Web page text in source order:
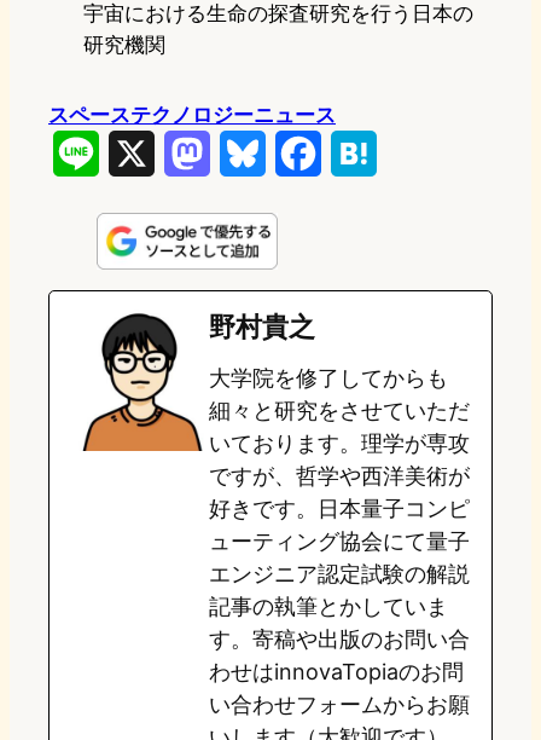
宇宙における生命の探査研究を行う日本の
研究機関
スペーステクノロジーニュース
n
e
s
t
o
d
o
n
u
e
s
k
y
e
o
o
k
e
a
野村貴之
大学院を修了してからも
細々と研究をさせていただ
いております。理学が専攻
ですが、哲学や西洋美術が
好きです。日本量子コンピ
ューティング協会にて量子
エンジニア認定試験の解説
記事の執筆とかしていま
す。寄稿や出版のお問い合
わせはinnovaTopiaのお問
い合わせフォームからお願